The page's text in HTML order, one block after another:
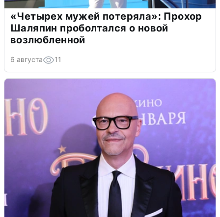
«Четырех мужей потеряла»: Прохор
Шаляпин проболтался о новой
возлюбленной
6 августа 11